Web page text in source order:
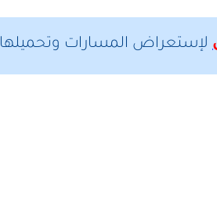
لإستعراض المسارات وتحميلها